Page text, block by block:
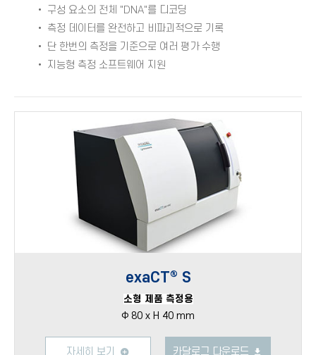
• 구성 요소의 전체 "DNA"를 디코딩
• 측정 데이터를 완전하고 비파괴적으로 기록
• 단 한번의 측정을 기준으로 여러 평가 수행
• 지능형 측정 소프트웨어 지원
exaCT® S
소형 제품 측정용
Φ 80 x H 40 mm
자세히 보기 카달로그 다운로드